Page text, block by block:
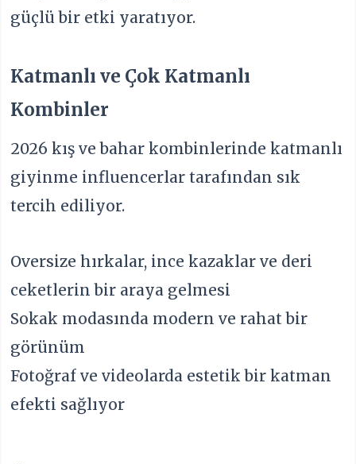
güçlü bir etki yaratıyor.
Katmanlı ve Çok Katmanlı
Kombinler
2026 kış ve bahar kombinlerinde katmanlı
giyinme influencerlar tarafından sık
tercih ediliyor.
Oversize hırkalar, ince kazaklar ve deri
ceketlerin bir araya gelmesi
Sokak modasında modern ve rahat bir
görünüm
Fotoğraf ve videolarda estetik bir katman
efekti sağlıyor